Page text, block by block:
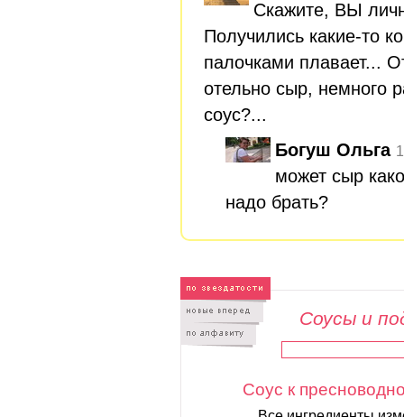
Скажите, ВЫ
Получились какие-то
палочками плавает...
отельно сыр, немного
соус?...
Богуш Ольга
может сыр
надо брать?
Соусы и
Соус к